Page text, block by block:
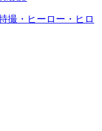
撮・ヒーロー・ヒロ